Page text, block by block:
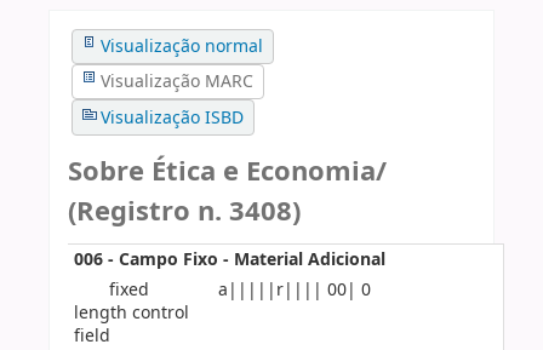
Visualização normal
Visualização MARC
Visualização ISBD
Sobre Ética e Economia/
(Registro n. 3408)
006 - Campo Fixo - Material Adicional
fixed
length control
field
a|||||r|||| 00| 0